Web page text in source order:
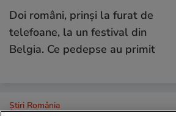
Doi români, prinși la furat de
telefoane, la un festival din
Belgia. Ce pedepse au primit
Știri România